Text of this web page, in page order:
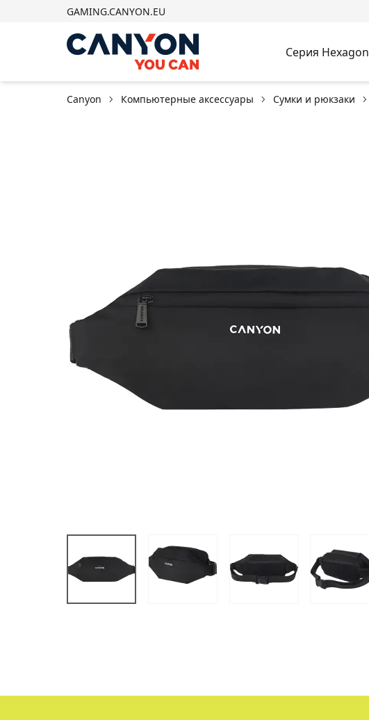
GAMING.CANYON.EU
Серия Hexagon
Canyon Компьютерные аксессуары Сумки и рюкзаки